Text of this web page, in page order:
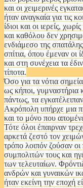
και οι χειμερινές
ήταν αναγκαία για τις
ίδιοι και οι ιερείς,
και καθόλου δεν
ενδιάμεσο της
σπίτια, όπου έμεναν οι
και στη συνέχεια τα
τίποτα.
Όσο για τα νότια
ως κήποι, γυμναστήρια
πάντως, τα
Ακρόπολη υπήρχε μια
και το μόνο που
Τότε όλοι έπαιρναν
αρκετά ζεστό τον
τρόπο λοιπόν ζούσαν
συμπολιτών τους και
των τελευταίων.
ανδρών και γυναικών
ήταν εκείνη την εποχή